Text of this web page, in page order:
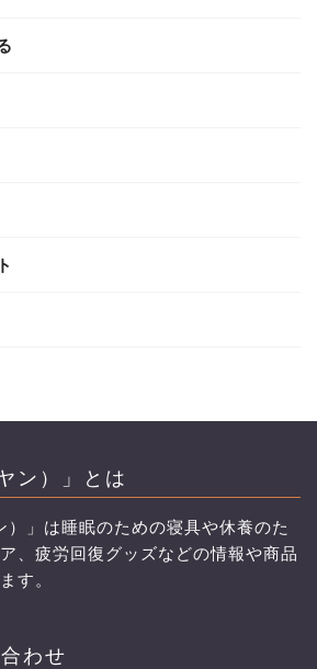
ン）」とは
）」は睡眠のための寝具や休養のた
、疲労回復グッズなどの情報や商品
す。
合わせ